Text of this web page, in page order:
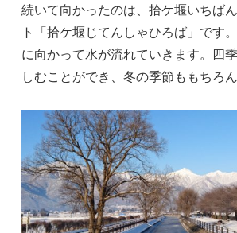
続いて向かったのは、拾ケ堰いちば
ト「拾ケ堰じてんしゃひろば」です
に向かって水が流れていきます。四
しむことができ、冬の季節ももちろ